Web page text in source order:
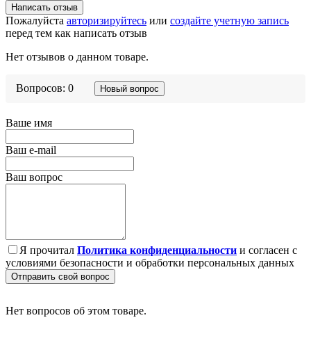
Написать отзыв
Пожалуйста авторизируйтесь или создайте учетную запись
перед тем как написать отзыв
Нет отзывов о данном товаре.
Вопросов: 0 Новый вопрос
Ваше имя
Ваш e-mail
Ваш вопрос
Я прочитал Политика конфиденциальности и согласен с
условиями безопасности и обработки персональных данных
Отправить свой вопрос
Нет вопросов об этом товаре.